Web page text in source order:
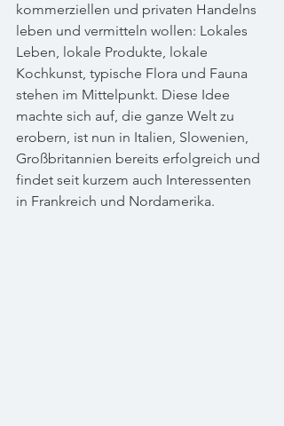
kommerziellen und privaten Handelns
leben und vermitteln wollen: Lokales
Leben, lokale Produkte, lokale
Kochkunst, typische Flora und Fauna
stehen im Mittelpunkt. Diese Idee
machte sich auf, die ganze Welt zu
erobern, ist nun in Italien, Slowenien,
Großbritannien bereits erfolgreich und
findet seit kurzem auch Interessenten
in Frankreich und Nordamerika.